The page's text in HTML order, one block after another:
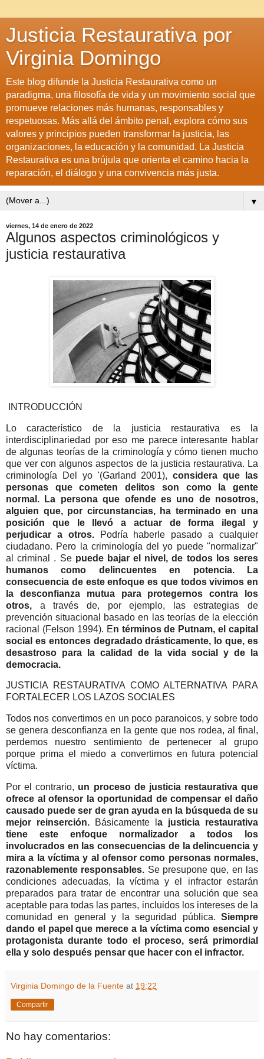
Justicia Restaurativa por
Virginia Domingo
Este blog difunde la Justicia Restaurativa como un
paradigma, una filosofía de vida y un movimiento social que
promueve relaciones más humanas, responsables y
respetuosas. Más allá del ámbito penal, explora cómo sus
valores y principios pueden transformar la justicia, las
organizaciones, la educación y la comunidad. La Justicia
Restaurativa es una brújula que orienta el camino hacia la
reparación, el diálogo y una convivencia más justa.
▼
viernes, 14 de enero de 2022
Algunos aspectos criminológicos y
justicia restaurativa
INTRODUCCIÓN
Lo característico de la justicia restaurativa es la
interdisciplinariedad por eso me parece interesante hablar
de algunas teorías de la criminología y cómo tienen mucho
que ver con algunos aspectos de la justicia restaurativa. La
criminología Del yo '(Garland 2001),considera que las
personas que cometen delitos son como la gente
normal. La persona que ofende es uno de nosotros,
alguien que, por circunstancias, ha terminado en una
posición que le llevó a actuar de forma ilegal y
perjudicar a otros.Podría haberle pasado a cualquier
ciudadano. Pero la criminología del yo puede "normalizar"
al criminal . Se puede bajar el nivel, de todos los seres
humanos como delincuentes en potencia. La
consecuencia de este enfoque es que todos vivimos en
la desconfianza mutua para protegernos contra los
otros, a través de, por ejemplo, las estrategias de
prevención situacional basado en las teorías de la elección
racional (Felson 1994). En términos de Putnam, el capital
social es entonces degradado drásticamente, lo que, es
desastroso para la calidad de la vida social y de la
democracia.
JUSTICIA RESTAURATIVA COMO ALTERNATIVA PARA
FORTALECER LOS LAZOS SOCIALES
Todos nos convertimos en un poco paranoicos, y sobre todo
se genera desconfianza en la gente que nos rodea, al final,
perdemos nuestro sentimiento de pertenecer al grupo
porque prima el miedo a convertirnos en futura potencial
víctima.
Por el contrario, un proceso de justicia restaurativa que
ofrece al ofensor la oportunidad de compensar el daño
causado puede ser de gran ayuda en la búsqueda de su
mejor reinserción. Básicamente l a justicia restaurativa
tiene este enfoque normalizador a todos los
involucrados en las consecuencias de la delincuencia y
mira a la víctima y al ofensor como personas normales,
razonablemente responsables. Se presupone que, en las
condiciones adecuadas, la víctima y el infractor estarán
preparados para tratar de encontrar una solución que sea
aceptable para todas las partes, incluidos los intereses de la
comunidad en general y la seguridad pública. Siempre
dando el papel que merece a la víctima como esencial y
protagonista durante todo el proceso, será primordial
ella y solo después pensar que hacer con el infractor.
Virginia Domingo de la Fuente at 19:22
Compartir
No hay comentarios: